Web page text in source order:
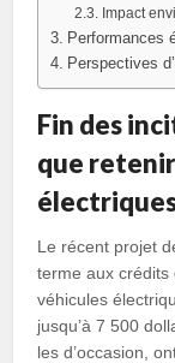
Impact
Performances
Perspectives
Fin des
que
Le récent projet
terme aux crédits
véhicules
jusqu’à 7 500
les d’occasion,